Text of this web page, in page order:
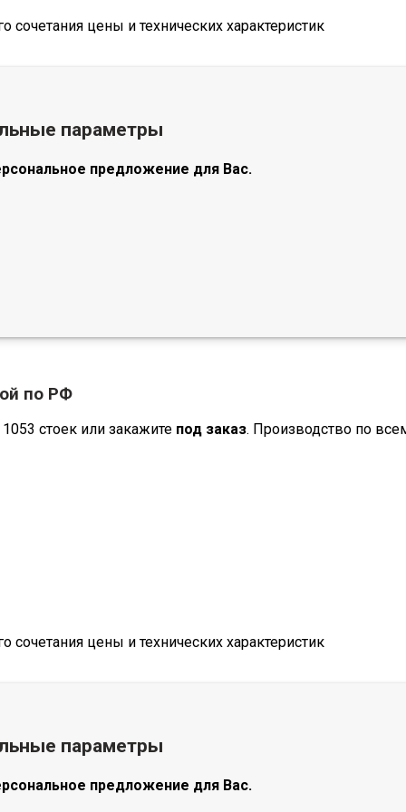
цены и технических характеристик
параметры
предложение для Вас.
по РФ
стоек или закажите под заказ. Производство по
цены и технических характеристик
параметры
предложение для Вас.